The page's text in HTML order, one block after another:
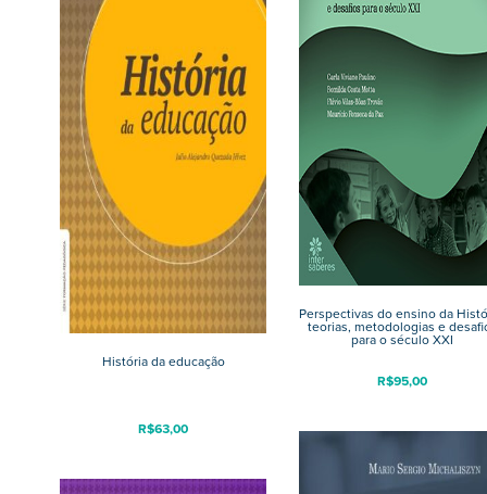
Perspectivas do ensino da
teorias, metodologias e
para o século XXI
R$95,00
História da educação
R$63,00